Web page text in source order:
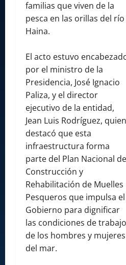
familias que viven de la
pesca en las orillas del río
Haina.
El acto estuvo
por el ministro de la
Presidencia, José Ignacio
Paliza, y el director
ejecutivo de la entidad,
Jean Luis Rodríguez, quien
destacó que esta
infraestructura forma
parte del Plan Nacional de
Construcción y
Rehabilitación de Muelles
Pesqueros que impulsa el
Gobierno para dignificar
las condiciones de trabajo
de los hombres y mujeres
del mar.